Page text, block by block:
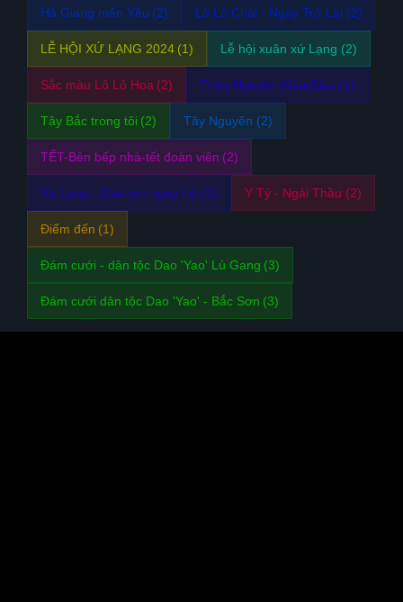
Hà Giang mến Yêu (2) Lô Lô Chải - Ngày Trở Lại (2)
LỄ HỘI XỨ LẠNG 2024 (1) Lễ hội xuân xứ Lạng (2)
Sắc màu Lô Lô Hoa (2) Thảo Nguyên KhaoSlao (1)
Tây Bắc trong tôi (2) Tây Nguyên (2)
TẾT-Bên bếp nhà-tết đoàn viên (2)
Xứ Lạng - Quê em ngày hội (1) Y Tý - Ngải Thầu (2)
Điểm đến (1)
Đám cưới - dân tộc Dao 'Yao' Lù Gang (3)
Đám cưới dân tộc Dao 'Yao' - Bắc Sơn (3)